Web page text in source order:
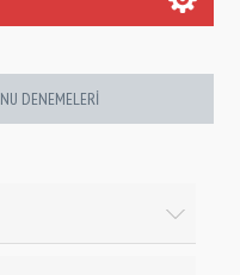
DENEMELERİ